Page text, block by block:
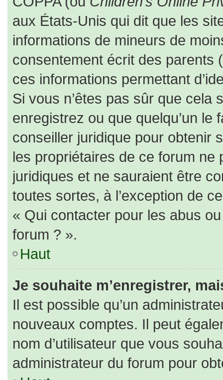
aux États-Unis qui dit que les
informations de mineurs de
consentement écrit des parents
ces informations permettant
Si vous n’êtes pas sûr que cela
enregistrez ou que quelqu’un
conseiller juridique pour obtenir
les propriétaires de ce forum
juridiques et ne sauraient être
toutes sortes, à l’exception de
« Qui contacter pour les abus
forum ? ».
Haut
Je souhaite m’enregistrer,
Il est possible qu’un
nouveaux comptes. Il peut
nom d’utilisateur que vous
administrateur du forum pour